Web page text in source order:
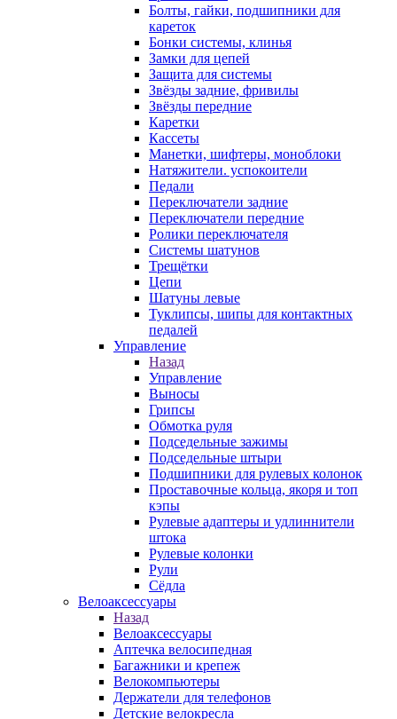
Болты, гайки, подшипники для
кареток
Бонки системы, клинья
Замки для цепей
Защита для системы
Звёзды задние, фривилы
Звёзды передние
Каретки
Кассеты
Манетки, шифтеры, моноблоки
Натяжители. успокоители
Педали
Переключатели задние
Переключатели передние
Ролики переключателя
Системы шатунов
Трещётки
Цепи
Шатуны левые
Туклипсы, шипы для контактных
педалей
Управление
Назад
Управление
Выносы
Грипсы
Обмотка руля
Подседельные зажимы
Подседельные штыри
Подшипники для рулевых колонок
Проставочные кольца, якоря и топ
кэпы
Рулевые адаптеры и удлиннители
штока
Рулевые колонки
Рули
Сёдла
Велоаксессуары
Назад
Велоаксессуары
Аптечка велосипедная
Багажники и крепеж
Велокомпьютеры
Держатели для телефонов
Детские велокресла